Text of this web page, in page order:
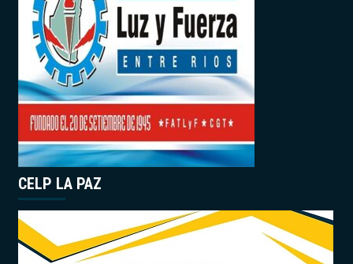
CELP LA PAZ